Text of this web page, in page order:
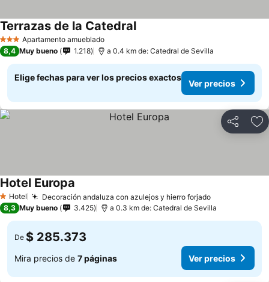
3 EstrellasApartamento amueblado
Terrazas de la Catedral
8,4 Muy bueno 1.218 a 0.4 km de: Catedral de Sevilla
Elige fechas para ver los precios exactos
Ver precios
Compartir
1 Estrellas
Hotel Decoración andaluza con azulejos y hierro forjado
Hotel Europa
8,3 Muy bueno 3.425 a 0.3 km de: Catedral de Sevilla
De $ 285.373
Mira precios de 7 páginas Ver precios